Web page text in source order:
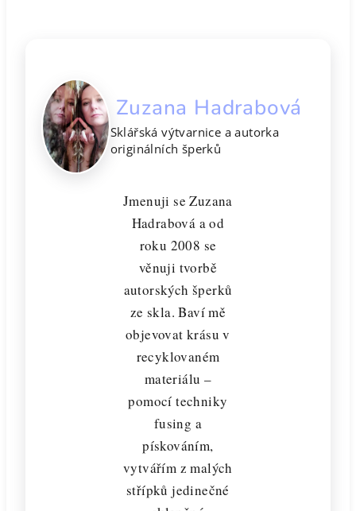
Zuzana Hadrabová
Sklářská výtvarnice a autorka
originálních šperků
Jmenuji se Zuzana
Hadrabová a od
roku 2008 se
věnuji tvorbě
autorských šperků
ze skla. Baví mě
objevovat krásu v
recyklovaném
materiálu –
pomocí techniky
fusing a
pískováním,
vytvářím z malých
střípků jedinečné